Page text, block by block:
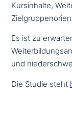
Kursinhalte,
Es ist zu
und
Die Studie steht